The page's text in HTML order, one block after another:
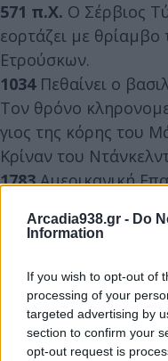
Arcadia938.gr - Do
Information
If you wish to opt-out of
processing of your
targeted advertising by
section to confirm your
opt-out request is
571 π.Χ. Ο Σέρβιος
εορτάζει με θρίαμβο
Ετρούσκων.
1034Πεθαίνει ο
Τον θρόνο
γιος της κόρης του
Κρίναν του
1783Αμερικανική
Βρετανοί
τρεις μήνες μετά
1826Η φρεγάτα
ελληνικού
Ναύπλιο από τις
1916Επιβάλλεται